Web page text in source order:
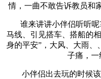
情，一曲不敢告诉教员和
谁来讲讲小伴侣听听呢
马线、引见搭车、搭船的
身的平安”，大风、大雨、
子痛，一
小伴侣出去玩的时候该